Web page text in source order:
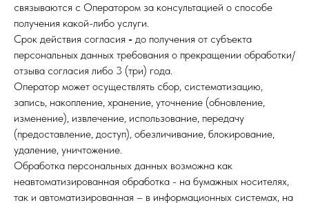
связываются с Оператором за консультацией о способе
получения какой-либо услуги.
Срок действия согласия - до получения от субъекта
персональных данных требования о прекращении обработки/
отзыва согласия либо 3 (три) года.
Оператор может осуществлять сбор, систематизацию,
запись, накопление, хранение, уточнение (обновление,
изменение), извлечение, использование, передачу
(предоставление, доступ), обезличивание, блокирование,
удаление, уничтожение.
Обработка персональных данных возможна как
неавтоматизированная обработка - на бумажных носителях,
так и автоматизированная – в информационных системах, на